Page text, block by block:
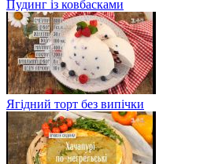
Пудинг із ковбасками
Ягідний торт без випічки